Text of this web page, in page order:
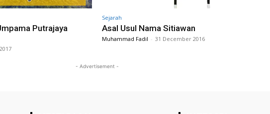
Putrajaya
Sejarah
Asal Usul Nama Sitiawan
Muhammad Fadil - 31 December 2016
- Advertisement -